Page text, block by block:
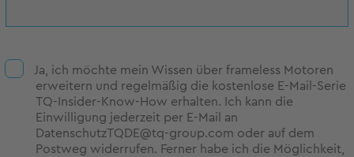
Ja, ich möchte mein Wissen über frameless Motoren
erweitern und regelmäßig die kostenlose E-Mail-Serie
TQ-Insider-Know-How erhalten. Ich kann die
Einwilligung jederzeit per E-Mail an
DatenschutzTQDE@tq-group.com oder auf dem
Postweg widerrufen. Ferner habe ich die Möglichkeit,